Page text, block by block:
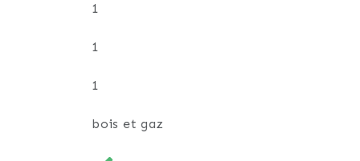
1
1
1
bois et gaz